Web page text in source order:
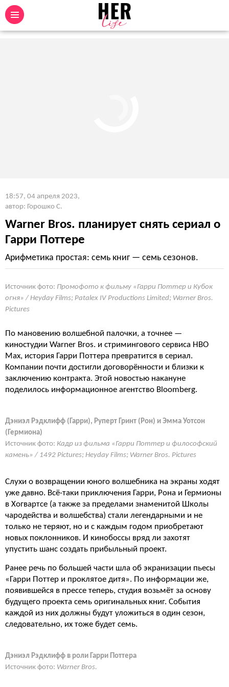
18:57, 04 апреля 2023,
автор: Горошко С.
Warner Bros. планирует снять сериал о
Гарри Поттере
Арифметика простая: семь книг — семь сезонов.
Источник фото: Промофото к фильму «Гарри Поттер и Кубок
огня» / Heyday Films; Patalex IV Productions Limited; Warner Bros.
Pictures
По мановению волшебной палочки, а точнее —
киностудии Warner Bros. и стримингового сервиса HBO
Max, история Гарри Поттера превратится в сериал.
Компании почти достигли договорённости и близки к
заключению контракта. Этой новостью накануне
поделилось информационное агентство Bloomberg.
Дэниэл Рэдклифф (Гарри), Руперт Гринт (Рон) и Эмма Уотсон
(Гермиона)
Источник фото: Кадр из фильма «Гарри Поттер и философский
камень» / 1492 Pictures; Heyday Films; Warner Bros. Pictures
Слухи о возвращении юного волшебника на экраны ходят
уже давно. Всё-таки приключения Гарри, Рона и Гермионы
в Хогвартсе (а также за пределами знаменитой Школы
чародейства и волшебства) стали легендарными и не
только не теряют, но и с каждым годом приобретают
новых поклонников. И кинобоссы вряд ли захотят
упустить шанс создать прибыльный проект.
Ранее речь по большей части шла об экранизации пьесы
«Гарри Поттер и проклятое дитя». По информации же,
появившейся в прессе теперь, студия возьмёт за основу
будущего проекта семь оригинальных книг. События
каждой из них должны будут уложиться в один сезон,
следовательно, их тоже будет семь.
Дэниэл Рэдклифф в роли Гарри Поттера
Источник фото: Warner Bros.